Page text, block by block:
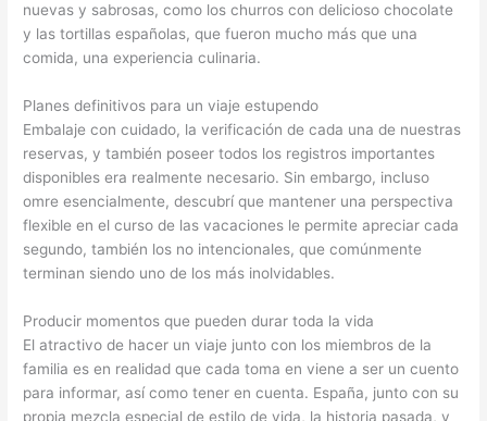
nuevas y sabrosas, como los churros con delicioso chocolate
y las tortillas españolas, que fueron mucho más que una
comida, una experiencia culinaria.
Planes definitivos para un viaje estupendo
Embalaje con cuidado, la verificación de cada una de nuestras
reservas, y también poseer todos los registros importantes
disponibles era realmente necesario. Sin embargo, incluso
omre esencialmente, descubrí que mantener una perspectiva
flexible en el curso de las vacaciones le permite apreciar cada
segundo, también los no intencionales, que comúnmente
terminan siendo uno de los más inolvidables.
Producir momentos que pueden durar toda la vida
El atractivo de hacer un viaje junto con los miembros de la
familia es en realidad que cada toma en viene a ser un cuento
para informar, así como tener en cuenta. España, junto con su
propia mezcla especial de estilo de vida, la historia pasada, y